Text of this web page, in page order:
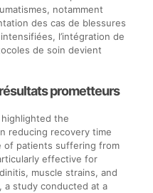
notamment
des cas de blessures
l’intégration de
de soin devient
prometteurs
the
reducing recovery time
of patients suffering from
effective for
muscle strains, and
a study conducted at a